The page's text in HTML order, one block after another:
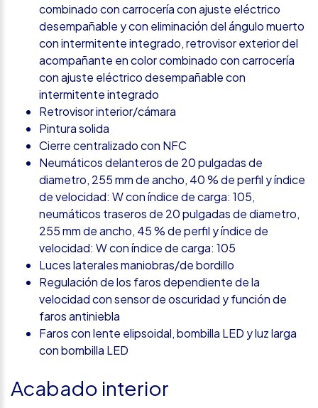
combinado con carrocería con ajuste eléctrico
desempañable y con eliminación del ángulo muerto
con intermitente integrado, retrovisor exterior del
acompañante en color combinado con carrocería
con ajuste eléctrico desempañable con
intermitente integrado
Retrovisor interior/cámara
Pintura solida
Cierre centralizado con NFC
Neumáticos delanteros de 20 pulgadas de
diametro, 255 mm de ancho, 40 % de perfil y índice
de velocidad: W con índice de carga: 105,
neumáticos traseros de 20 pulgadas de diametro,
255 mm de ancho, 45 % de perfil y índice de
velocidad: W con índice de carga: 105
Luces laterales maniobras/de bordillo
Regulación de los faros dependiente de la
velocidad con sensor de oscuridad y función de
faros antiniebla
Faros con lente elipsoidal, bombilla LED y luz larga
con bombilla LED
Acabado interior